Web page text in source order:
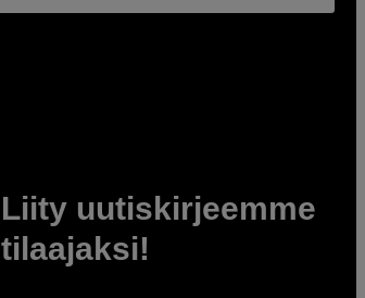
Liity uutiskirjeemme
tilaajaksi!